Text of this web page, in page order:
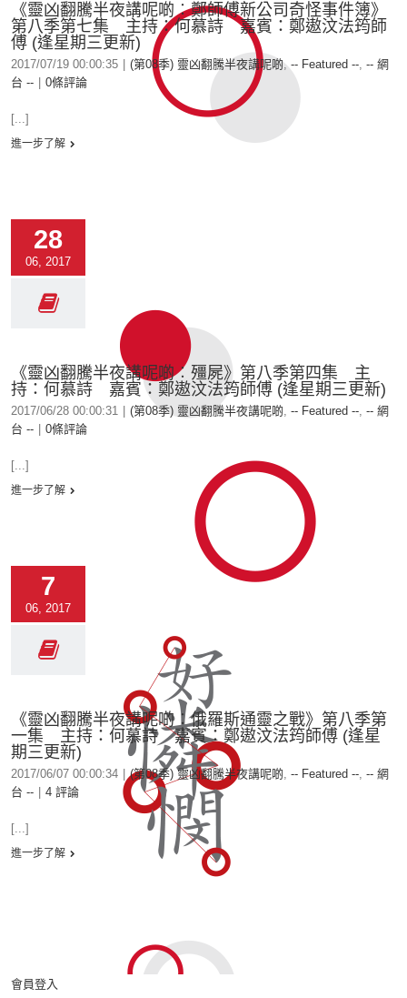
《靈凶翻騰半夜講呢啲︰鄭師傅新公司奇怪事件簿》
第八季第七集 主持：何慕詩 嘉賓：鄭遨汶法筠師
傅 (逢星期三更新)
2017/07/19 00:00:35 (第08季) 靈凶翻騰半夜講呢啲,-- Featured --, -- 網
台 --
0條評論
[...]
進一步了解
28
06, 2017
《靈凶翻騰半夜講呢啲︰殭屍》第八季第四集 主
持：何慕詩 嘉賓：鄭遨汶法筠師傅 (逢星期三更新)
2017/06/28 00:00:31 (第08季) 靈凶翻騰半夜講呢啲, -- Featured --, -- 網
台 --
0條評論
[...]
進一步了解
7
06, 2017
《靈凶翻騰半夜講呢啲︰俄羅斯通靈之戰》第八季第
一集 主持：何慕詩 嘉賓：鄭遨汶法筠師傅 (逢星
期三更新)
2017/06/07 00:00:34 (第08季) 靈凶翻騰半夜講呢啲, -- Featured --, -- 網
台 --
4 評論
[...]
進一步了解
會員登入